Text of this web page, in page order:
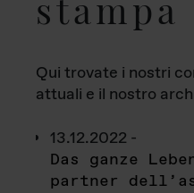
Qui trovate i nostri
attuali e il nostro
13.12.2022 -
Das ganze
partner